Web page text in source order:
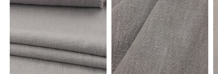
Ознакомлен(а) с
Политикой обработки персональных
данныхи даюСогласие на обработку персональных
Согласие на получение рекламных и
информационных рассылок